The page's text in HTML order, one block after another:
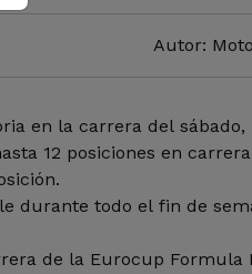
Autor:
en la carrera del sábado,
12 posiciones en
durante todo el fin de
de la Eurocup Formula